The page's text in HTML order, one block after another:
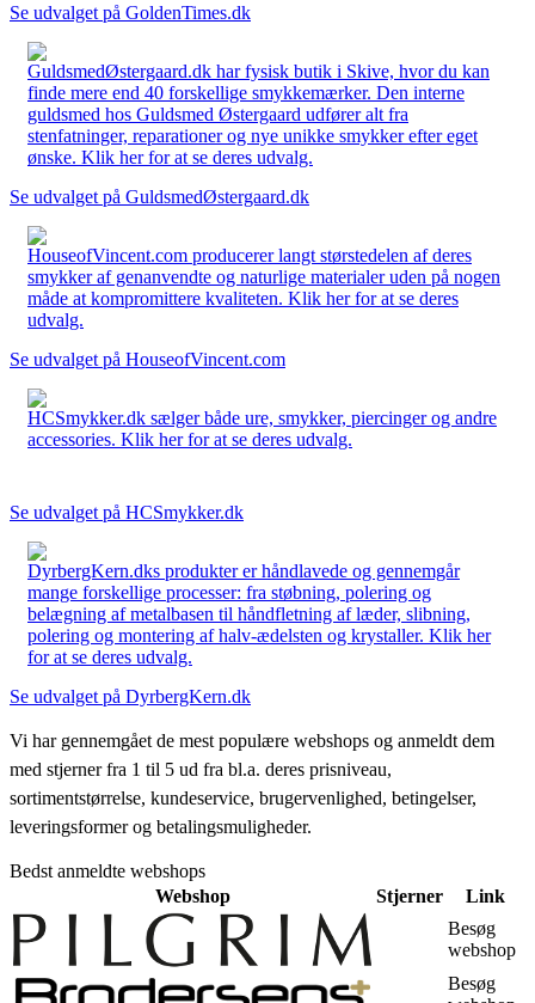
Se udvalget på GoldenTimes.dk
GuldsmedØstergaard.dk har fysisk butik i Skive, hvor du kan
finde mere end 40 forskellige smykkemærker. Den interne
guldsmed hos Guldsmed Østergaard udfører alt fra
stenfatninger, reparationer og nye unikke smykker efter eget
ønske. Klik her for at se deres udvalg.
Se udvalget på GuldsmedØstergaard.dk
HouseofVincent.com producerer langt størstedelen af deres
smykker af genanvendte og naturlige materialer uden på nogen
måde at kompromittere kvaliteten. Klik her for at se deres
udvalg.
Se udvalget på HouseofVincent.com
HCSmykker.dk sælger både ure, smykker, piercinger og andre
accessories. Klik her for at se deres udvalg.
Se udvalget på HCSmykker.dk
DyrbergKern.dks produkter er håndlavede og gennemgår
mange forskellige processer: fra støbning, polering og
belægning af metalbasen til håndfletning af læder, slibning,
polering og montering af halv-ædelsten og krystaller. Klik her
for at se deres udvalg.
Se udvalget på DyrbergKern.dk
Vi har gennemgået de mest populære webshops og anmeldt dem
med stjerner fra 1 til 5 ud fra bl.a. deres prisniveau,
sortimentstørrelse, kundeservice, brugervenlighed, betingelser,
leveringsformer og betalingsmuligheder.
Bedst anmeldte webshops
Webshop
Stjerner
Link
Besøg
webshop
Besøg